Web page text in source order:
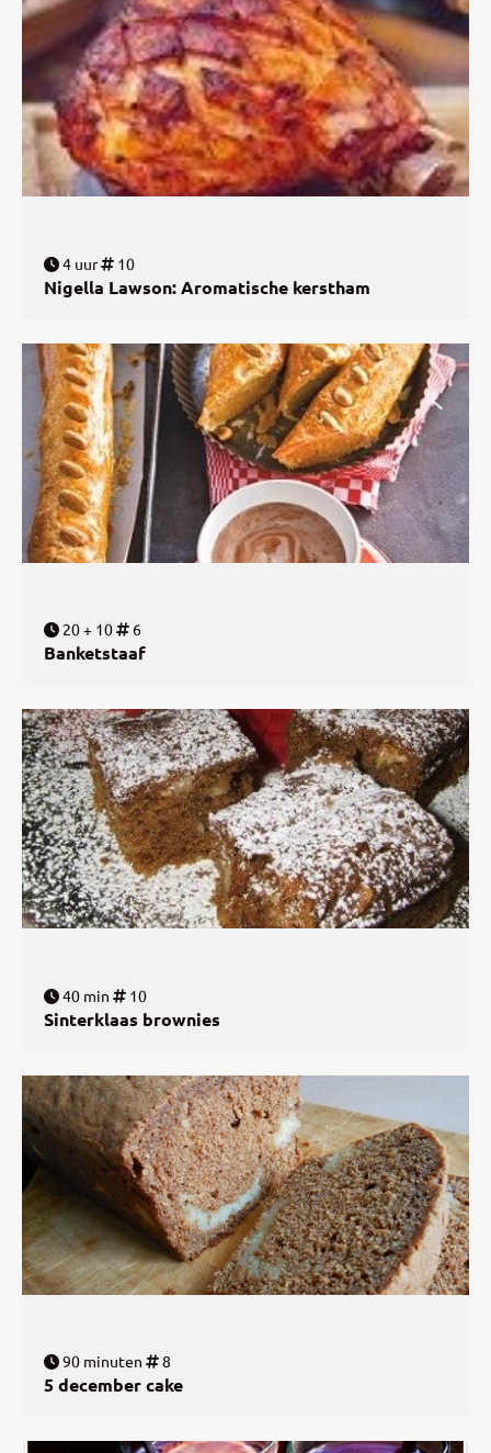
4 uur 10
Nigella Lawson: Aromatische kerstham
20 + 10 6
Banketstaaf
40 min 10
Sinterklaas brownies
90 minuten 8
5 december cake